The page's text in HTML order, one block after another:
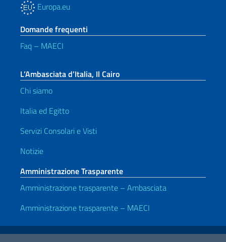
Europa.eu
Domande frequenti
Faq – MAECI
L’Ambasciata d’Italia, Il Cairo
Chi siamo
Italia ed Egitto
Servizi Consolari e Visti
Notizie
Amministrazione Trasparente
Amministrazione trasparente – Ambasciata
Amministrazione trasparente – MAECI
Link Utili